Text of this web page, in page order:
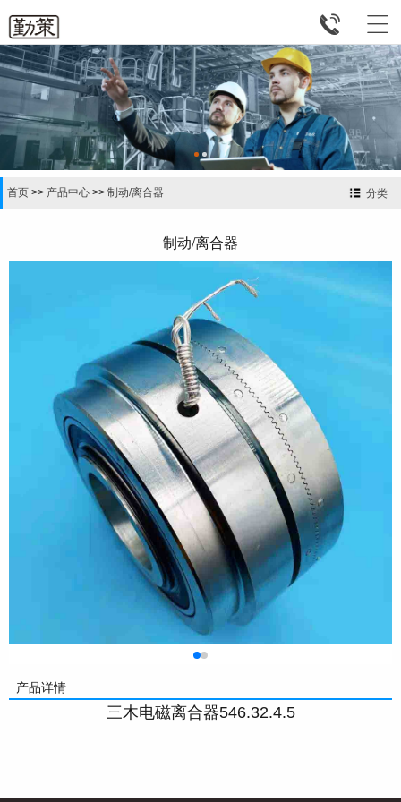


分类
首页 >> 产品中心 >> 制动/离合器
制动/离合器
产品详情
三木电磁离合器546.32.4.5